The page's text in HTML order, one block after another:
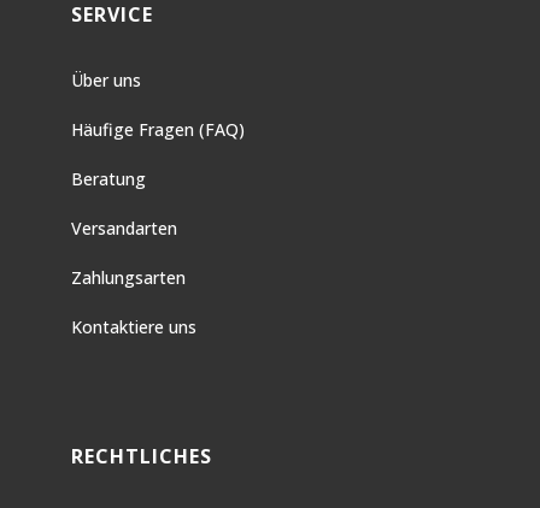
SERVICE
Über uns
Häufige Fragen (FAQ)
Beratung
Versandarten
Zahlungsarten
Kontaktiere uns
RECHTLICHES